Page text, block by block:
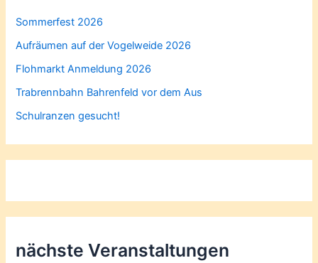
Sommerfest 2026
Aufräumen auf der Vogelweide 2026
Flohmarkt Anmeldung 2026
Trabrennbahn Bahrenfeld vor dem Aus
Schulranzen gesucht!
nächste Veranstaltungen